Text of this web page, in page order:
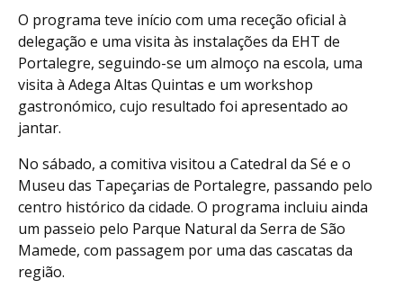
O programa teve início com uma receção oficial à
delegação e uma visita às instalações da EHT de
Portalegre, seguindo-se um almoço na escola, uma
visita à Adega Altas Quintas e um workshop
gastronómico, cujo resultado foi apresentado ao
jantar.
No sábado, a comitiva visitou a Catedral da Sé e o
Museu das Tapeçarias de Portalegre, passando pelo
centro histórico da cidade. O programa incluiu ainda
um passeio pelo Parque Natural da Serra de São
Mamede, com passagem por uma das cascatas da
região.